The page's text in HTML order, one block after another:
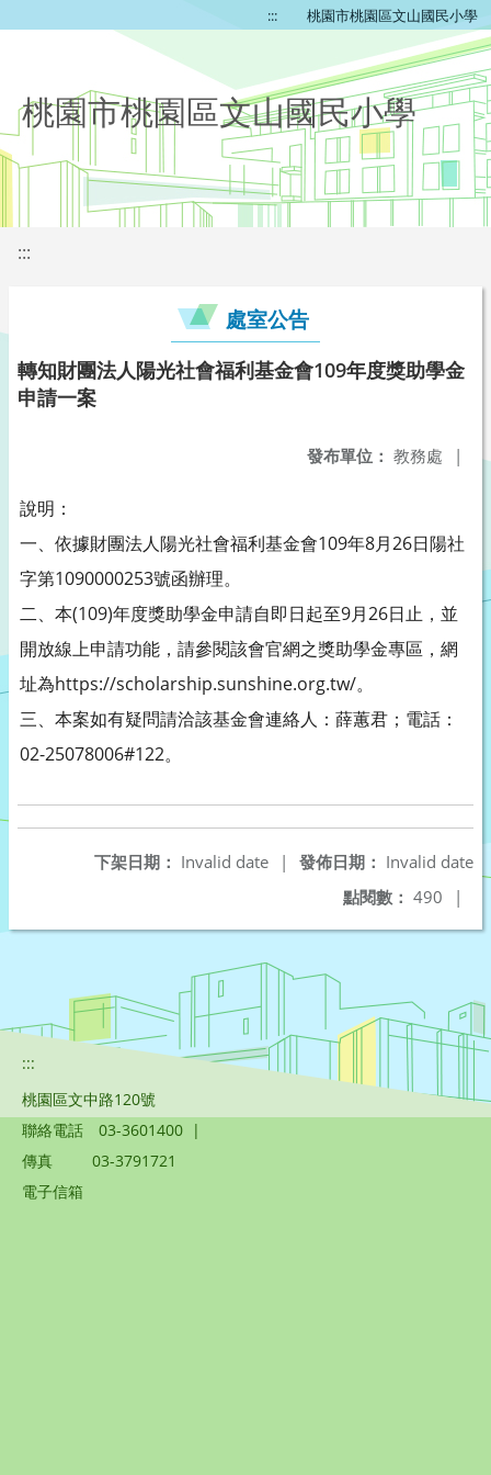
::: 桃園市桃園區文山國民小學
桃園市桃園區文山國民小學
:::
處室公告
轉知財團法人陽光社會福利基金會109年度獎助學金
申請一案
發布單位： 教務處 |
說明：
一、依據財團法人陽光社會福利基金會109年8月26日陽社
字第1090000253號函辦理。
二、本(109)年度獎助學金申請自即日起至9月26日止，並
開放線上申請功能，請參閱該會官網之獎助學金專區，網
址為https://scholarship.sunshine.org.tw/。
三、本案如有疑問請洽該基金會連絡人：薛蕙君；電話：
02-25078006#122。
發佈日期： Invalid date
下架日期： Invalid date
|
點閱數： 490 |
:::
桃園區文中路120號
聯絡電話
03-3601400 |
傳真
03-3791721
電子信箱